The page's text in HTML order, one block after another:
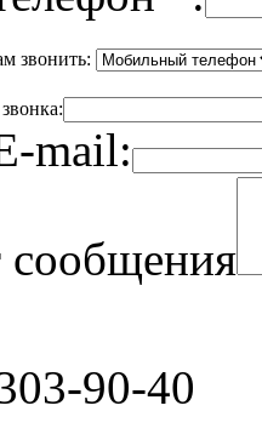
звонить:
mail:
сообщения
90-40